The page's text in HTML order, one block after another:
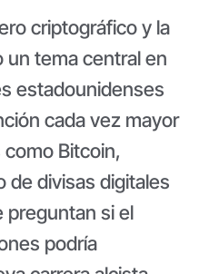
criptográfico y la
un tema central en
estadounidenses
cada vez mayor
Bitcoin,
de divisas digitales
preguntan si el
podría